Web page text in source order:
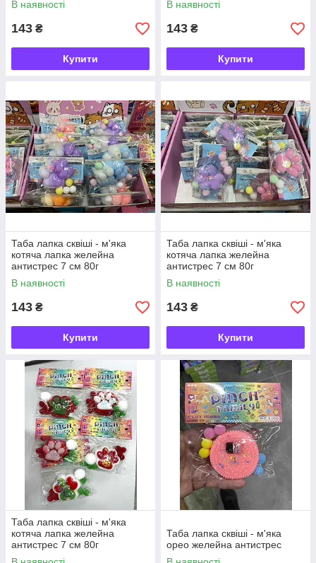
В наявності
143 ₴
Купити
В наявності
143 ₴
Купити
Таба лапка сквіші - м'яка
котяча лапка желейна
антистрес 7 см 80г
В наявності
143 ₴
Купити
Таба лапка сквіші - м'яка
котяча лапка желейна
антистрес 7 см 80г
В наявності
143 ₴
Купити
Таба лапка сквіші - м'яка
котяча лапка желейна
антистрес 7 см 80г
Таба лапка сквіші - м'яка
орео желейна антистрес